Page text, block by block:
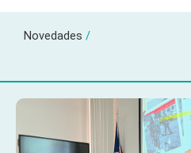
Novedades /